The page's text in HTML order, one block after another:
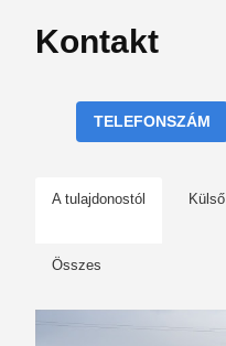
Kontakt
TELEFONSZÁM
A tulajdonostól Külső
Összes